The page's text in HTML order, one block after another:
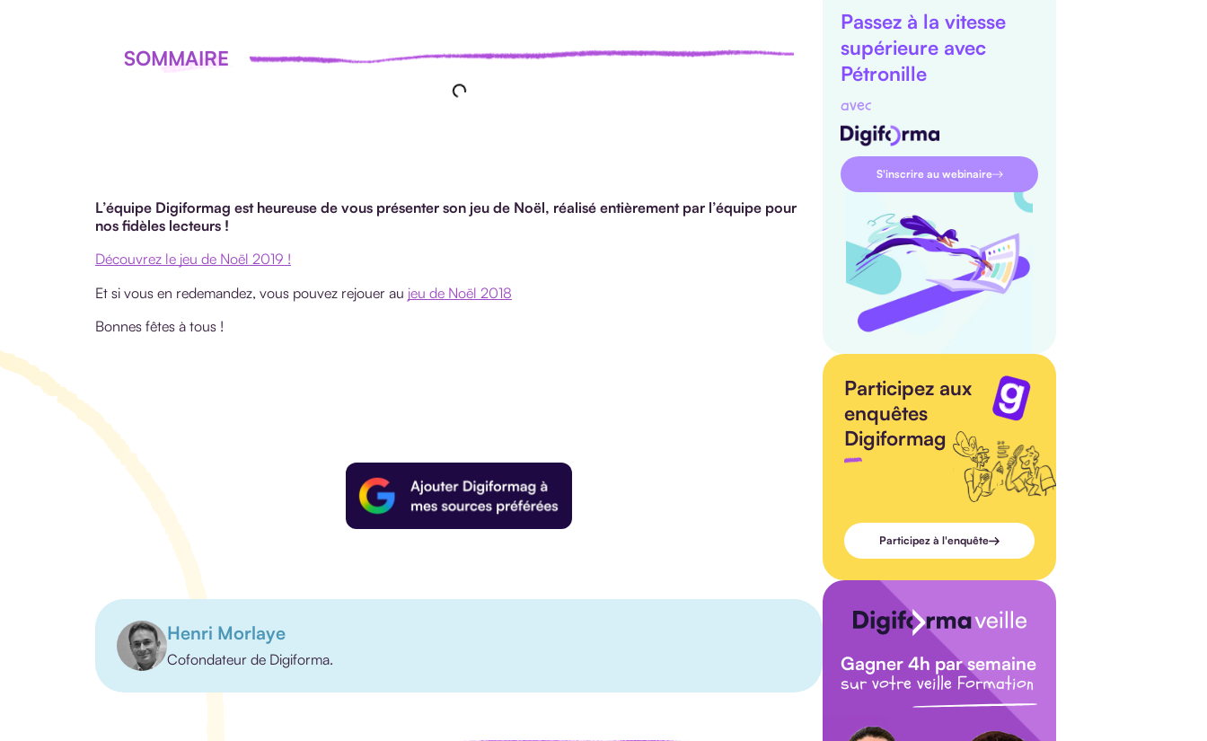
SOMMAIRE
L’équipe Digiformag est heureuse de vous présenter son jeu de Noël, réalisé entièrement par l’équipe pour
nos fidèles lecteurs !
Découvrez le jeu de Noël 2019 !
Et si vous en redemandez, vous pouvez rejouer au jeu de Noël 2018
Bonnes fêtes à tous !
Henri Morlaye
Cofondateur de Digiforma.
Passez à la vitesse
supérieure avec
Pétronille
avec
S'inscrire au webinaire
Participez aux
enquêtes
Digiformag
Participez à l'enquête
Gagner 4h par semaine
sur votre veille Formation